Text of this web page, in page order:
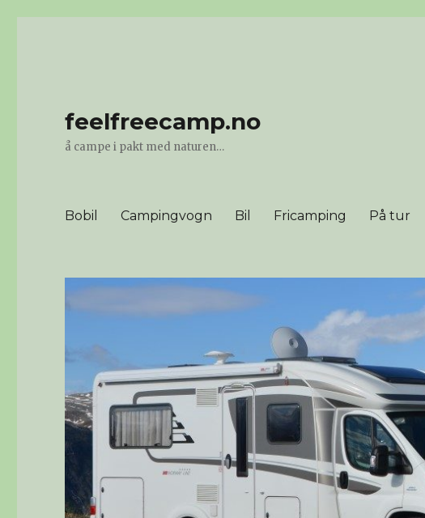
feelfreecamp.no
å campe i pakt med naturen…
Bobil Campingvogn Bil Fricamping På tur